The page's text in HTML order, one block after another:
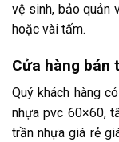
vệ sinh, bảo quản
hoặc vài tấm.
Cửa hàng bán
Quý khách hàng
nhựa pvc 60×60,
trần nhựa giá rẻ